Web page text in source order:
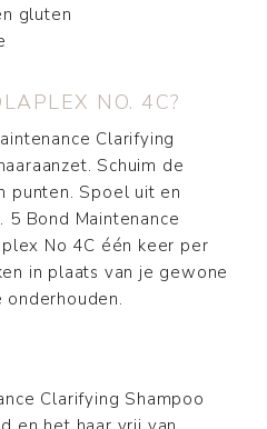
gluten
NO. 4C?
Clarifying
Schuim de
punten. Spoel uit en
Bond Maintenance
No 4C één keer per
in plaats van je gewone
onderhouden.
Clarifying Shampoo